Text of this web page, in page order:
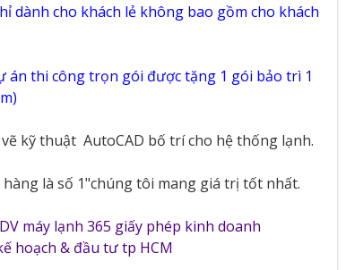
dành cho khách lẻ không bao gồm cho khách
án thi công trọn gói được tặng 1 gói bảo trì 1
kỹ thuật AutoCAD bố trí cho hệ thống lạnh.
là số 1"chúng tôi mang giá trị tốt nhất.
máy lạnh 365 giấy phép kinh doanh
hoạch & đầu tư tp HCM